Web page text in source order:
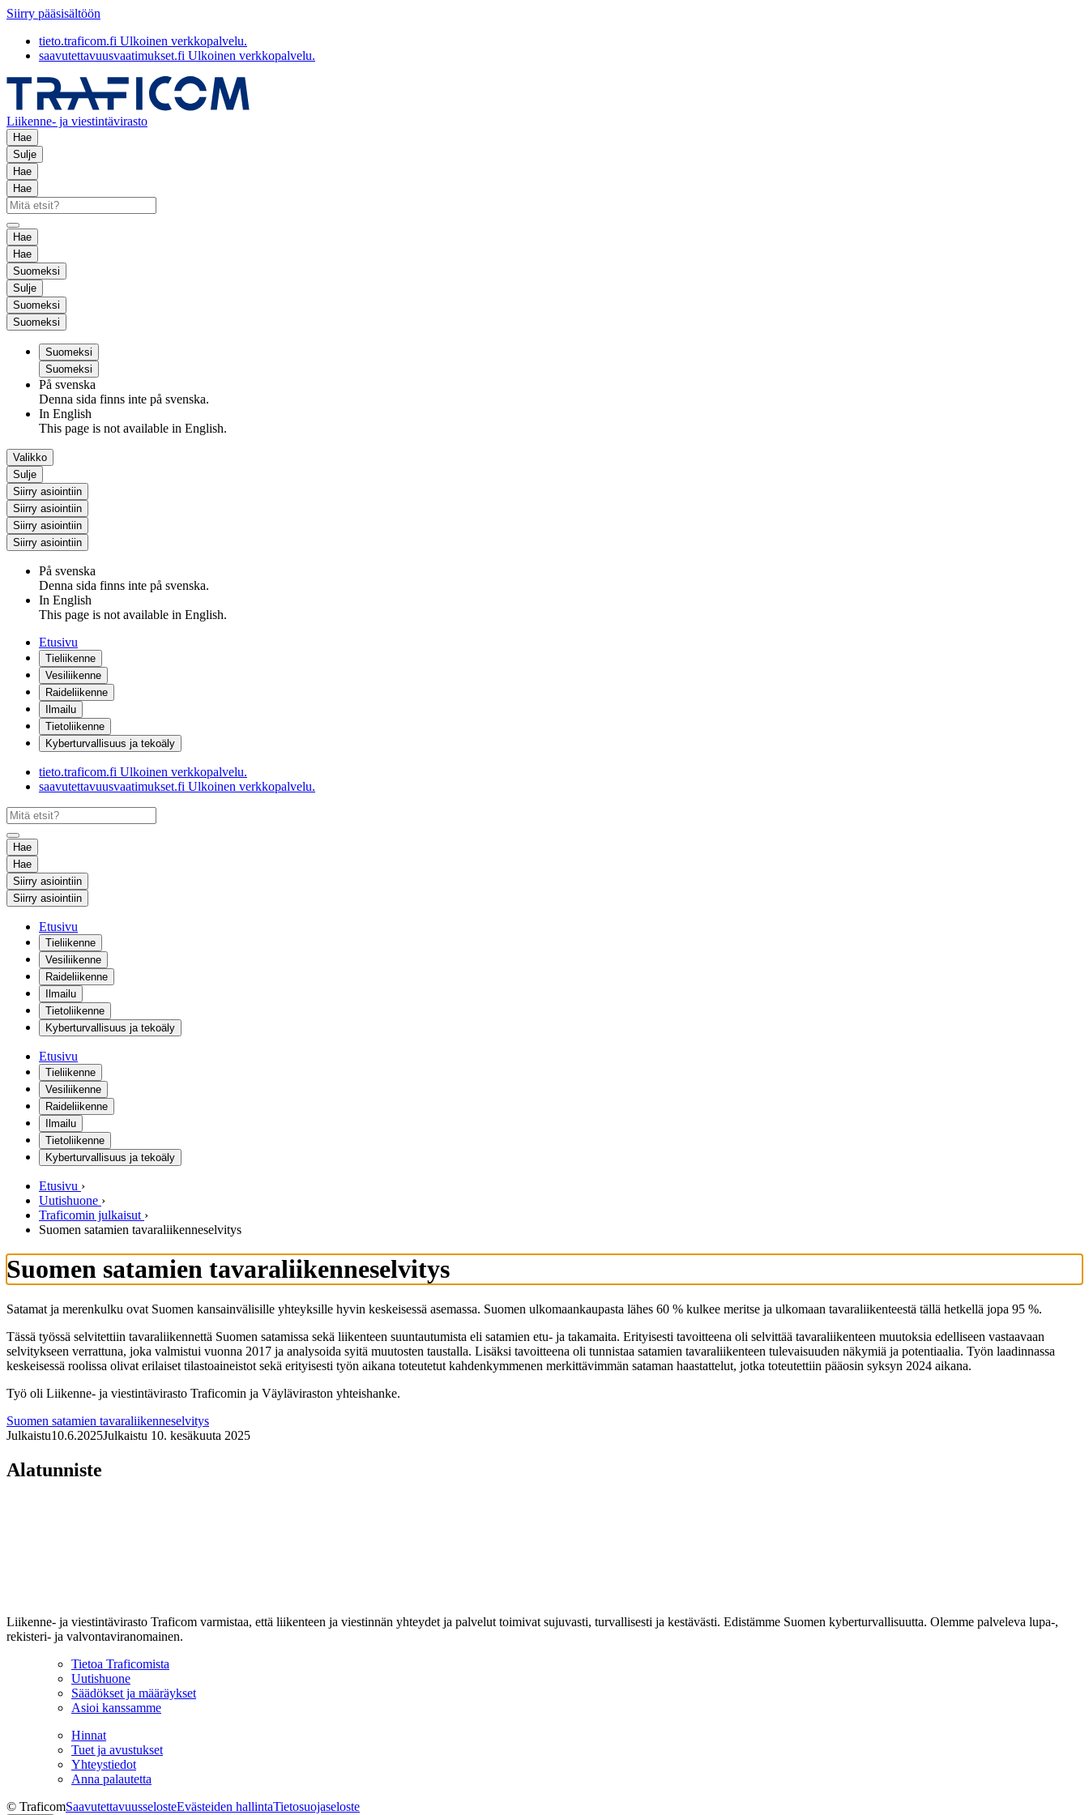
Siirry pääsisältöön
tieto.traficom.fi Ulkoinen verkkopalvelu.
saavutettavuusvaatimukset.fi Ulkoinen verkkopalvelu.
Liikenne- ja viestintävirasto
Hae
Sulje
Hae
Hae
Hae
Hae
Suomeksi
Sulje
Suomeksi
Suomeksi
Suomeksi
Suomeksi
På svenska
Denna sida finns inte på svenska.
In English
This page is not available in English.
Valikko
Sulje
Siirry asiointiin
Siirry asiointiin
Siirry asiointiin
Siirry asiointiin
På svenska
Denna sida finns inte på svenska.
In English
This page is not available in English.
Etusivu
Tieliikenne
Vesiliikenne
Raideliikenne
Ilmailu
Tietoliikenne
Kyberturvallisuus ja tekoäly
tieto.traficom.fi Ulkoinen verkkopalvelu.
saavutettavuusvaatimukset.fi Ulkoinen verkkopalvelu.
Hae
Hae
Siirry asiointiin
Siirry asiointiin
Etusivu
Tieliikenne
Vesiliikenne
Raideliikenne
Ilmailu
Tietoliikenne
Kyberturvallisuus ja tekoäly
Etusivu
Tieliikenne
Vesiliikenne
Raideliikenne
Ilmailu
Tietoliikenne
Kyberturvallisuus ja tekoäly
Etusivu ›
Uutishuone ›
Traficomin julkaisut ›
Suomen satamien tavaraliikenneselvitys
Suomen satamien tavaraliikenneselvitys
Satamat ja merenkulku ovat Suomen kansainvälisille yhteyksille hyvin keskeisessä asemassa. Suomen ulkomaankaupasta lähes 60 % kulkee meritse ja ulkomaan tavaraliikenteestä tällä hetkellä jopa 95 %.
Tässä työssä selvitettiin tavaraliikennettä Suomen satamissa sekä liikenteen suuntautumista eli satamien etu- ja takamaita. Erityisesti tavoitteena oli selvittää tavaraliikenteen muutoksia edelliseen vastaavaan
selvitykseen verrattuna, joka valmistui vuonna 2017 ja analysoida syitä muutosten taustalla. Lisäksi tavoitteena oli tunnistaa satamien tavaraliikenteen tulevaisuuden näkymiä ja potentiaalia. Työn laadinnassa
keskeisessä roolissa olivat erilaiset tilastoaineistot sekä erityisesti työn aikana toteutetut kahdenkymmenen merkittävimmän sataman haastattelut, jotka toteutettiin pääosin syksyn 2024 aikana.
Työ oli Liikenne- ja viestintävirasto Traficomin ja Väyläviraston yhteishanke.
Suomen satamien tavaraliikenneselvitys
Julkaistu10.6.2025Julkaistu 10. kesäkuuta 2025
Alatunniste
Liikenne- ja viestintävirasto Traficom varmistaa, että liikenteen ja viestinnän yhteydet ja palvelut toimivat sujuvasti, turvallisesti ja kestävästi. Edistämme Suomen kyberturvallisuutta. Olemme palveleva lupa-,
rekisteri- ja valvontaviranomainen.
Tietoa Traficomista
Uutishuone
Säädökset ja määräykset
Asioi kanssamme
Hinnat
Tuet ja avustukset
Yhteystiedot
Anna palautetta
© TraficomSaavutettavuusselosteEvästeiden hallintaTietosuojaseloste